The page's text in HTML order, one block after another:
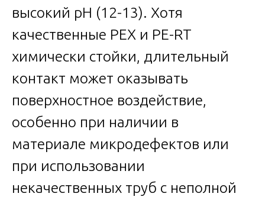
высокий pH (12-13). Хотя
качественные PEX и PE-RT
химически стойки, длительный
контакт может оказывать
поверхностное воздействие,
особенно при наличии в
материале микродефектов или
при использовании
некачественных труб с неполной